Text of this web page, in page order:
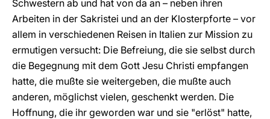
Schwestern ab und hat von da an – neben ihren
Arbeiten in der Sakristei und an der Klosterpforte – vor
allem in verschiedenen Reisen in Italien zur Mission zu
ermutigen versucht: Die Befreiung, die sie selbst durch
die Begegnung mit dem Gott Jesu Christi empfangen
hatte, die mußte sie weitergeben, die mußte auch
anderen, möglichst vielen, geschenkt werden. Die
Hoffnung, die ihr geworden war und sie "erlöst" hatte,